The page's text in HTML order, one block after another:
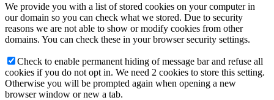
We provide you with a list of stored cookies on your computer in
our domain so you can check what we stored. Due to security
reasons we are not able to show or modify cookies from other
domains. You can check these in your browser security settings.
Check to enable permanent hiding of message bar and refuse all
cookies if you do not opt in. We need 2 cookies to store this setting.
Otherwise you will be prompted again when opening a new
browser window or new a tab.